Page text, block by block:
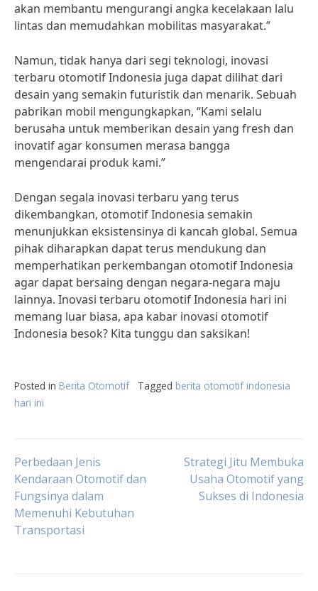
akan membantu mengurangi angka kecelakaan lalu
lintas dan memudahkan mobilitas masyarakat.”
Namun, tidak hanya dari segi teknologi, inovasi
terbaru otomotif Indonesia juga dapat dilihat dari
desain yang semakin futuristik dan menarik. Sebuah
pabrikan mobil mengungkapkan, “Kami selalu
berusaha untuk memberikan desain yang fresh dan
inovatif agar konsumen merasa bangga
mengendarai produk kami.”
Dengan segala inovasi terbaru yang terus
dikembangkan, otomotif Indonesia semakin
menunjukkan eksistensinya di kancah global. Semua
pihak diharapkan dapat terus mendukung dan
memperhatikan perkembangan otomotif Indonesia
agar dapat bersaing dengan negara-negara maju
lainnya. Inovasi terbaru otomotif Indonesia hari ini
memang luar biasa, apa kabar inovasi otomotif
Indonesia besok? Kita tunggu dan saksikan!
Posted in Berita Otomotif Tagged berita otomotif indonesia
hari ini
Post
navigation
Perbedaan Jenis
Kendaraan Otomotif dan
Fungsinya dalam
Memenuhi Kebutuhan
Transportasi
Strategi Jitu Membuka
Usaha Otomotif yang
Sukses di Indonesia